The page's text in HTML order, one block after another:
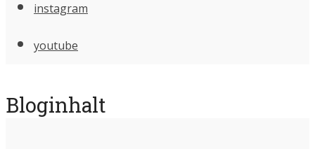
instagram
youtube
Bloginhalt